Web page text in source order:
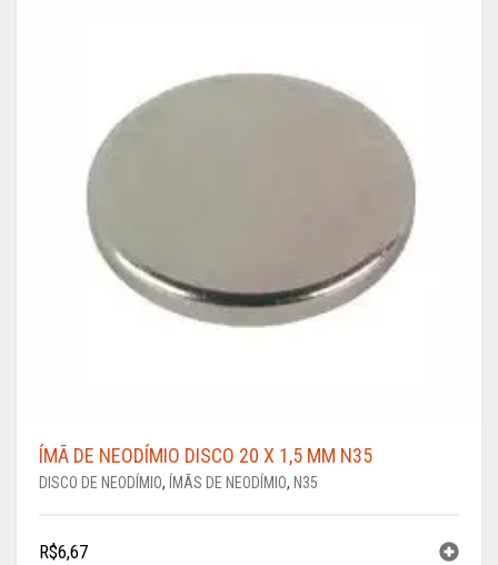
ÍMÃ DE NEODÍMIO DISCO 20 X 1,5 MM N35
DISCO DE NEODÍMIO, ÍMÃS DE NEODÍMIO, N35
R$6,67